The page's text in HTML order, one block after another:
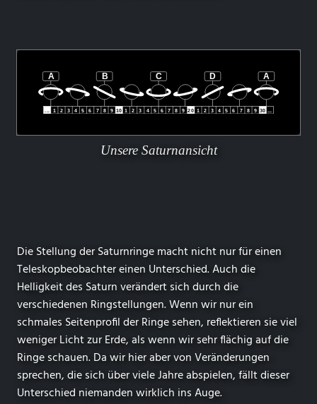
Unsere Saturnansicht
Die Stellung der Saturnringe macht nicht nur für einen
Teleskopbeobachter einen Unterschied. Auch die
Helligkeit des Saturn verändert sich durch die
verschiedenen Ringstellungen. Wenn wir nur ein
schmales Seitenprofil der Ringe sehen, reflektieren sie viel
weniger Licht zur Erde, als wenn wir sehr flächig auf die
Ringe schauen. Da wir hier aber von Veränderungen
sprechen, die sich über viele Jahre abspielen, fällt dieser
Unterschied niemanden wirklich ins Auge.